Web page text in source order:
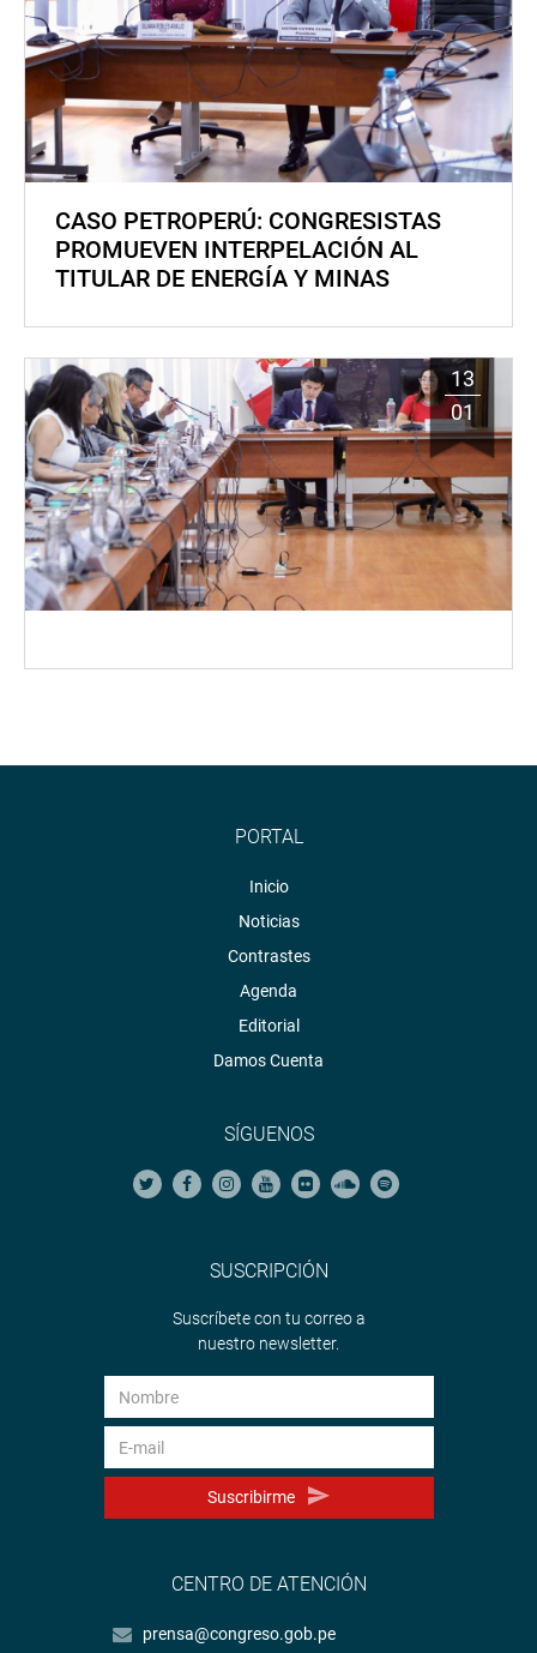
CASO PETROPERÚ: CONGRESISTAS
PROMUEVEN INTERPELACIÓN AL
TITULAR DE ENERGÍA Y MINAS
13
01
PORTAL
Inicio
Noticias
Contrastes
Agenda
Editorial
Damos Cuenta
SÍGUENOS
SUSCRIPCIÓN
Suscríbete con tu correo a
nuestro newsletter.
Suscribirme
CENTRO DE ATENCIÓN
prensa@congreso.gob.pe